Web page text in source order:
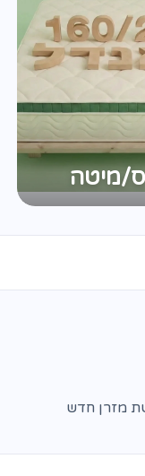
מיטה
מזרן חדש